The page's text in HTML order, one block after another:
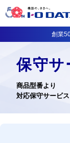
創業
保守サ
商品型番より
対応保守サービ